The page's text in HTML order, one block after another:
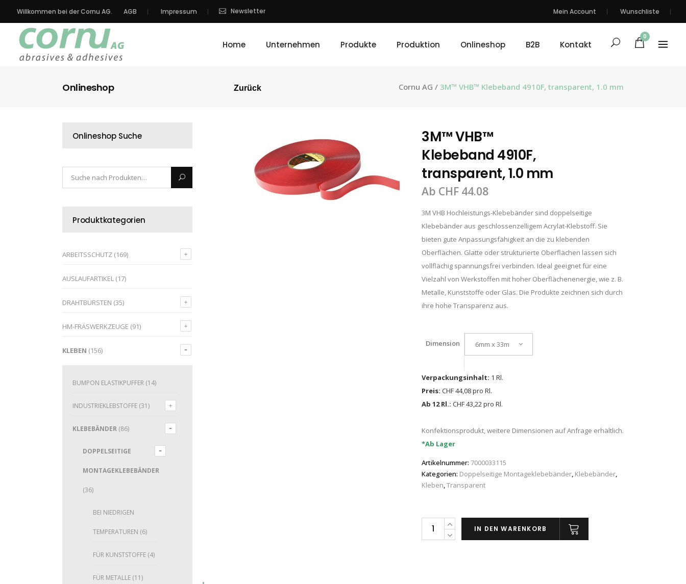
Willkommen bei der Cornu AG. AGB Impressum Newsletter Mein Account Wunschliste
Home Unternehmen Produkte Produktion Onlineshop B2B Kontakt
0
Onlineshop Cornu AG / 3M™ VHB™ Klebeband 4910F, transparent, 1.0 mm
Zurück
Onlineshop Suche
Produktkategorien
ARBEITSSCHUTZ (169)
AUSLAUFARTIKEL (17)
DRAHTBÜRSTEN (35)
HM-FRÄSWERKZEUGE (91)
KLEBEN (156)
BUMPON ELASTIKPUFFER (14)
INDUSTRIEKLEBSTOFFE (31)
KLEBEBÄNDER (86)
DOPPELSEITIGE
MONTAGEKLEBEBÄNDER
(36)
BEI NIEDRIGEN
TEMPERATUREN (6)
FÜR KUNSTSTOFFE (4)
FÜR METALLE (11)
3M™ VHB™
Klebeband 4910F,
transparent, 1.0 mm
Ab CHF 44.08
3M VHB Hochleistungs-Klebebänder sind doppelseitige
Klebebänder aus geschlossenzelligem Acrylat-Klebstoff. Sie
bieten gute Anpassungsfähigkeit an die zu klebenden
Oberflächen. Glatte oder strukturierte Oberflächen lassen sich
vollflächig spannungsfrei verbinden. Ideal geeignet für eine
Vielzahl von Werkstoffen mit hoher Oberflächenenergie, wie z. B.
Metalle, Kunststoffe oder Glas. Die Produkte zeichnen sich durch
ihre hohe Transparenz aus.
Dimension 6mm x 33m
Verpackungsinhalt: 1 Rl.
Preis: CHF 44,08 pro Rl.
Ab 12 Rl.: CHF 43,22 pro Rl.
Konfektionsprodukt, weitere Dimensionen auf Anfrage erhältlich.
*Ab Lager
Artikelnummer: 7000033115
Kategorien: Doppelseitige Montageklebebänder, Klebebänder,
Kleben,Transparent
3M™
IN DEN WARENKORB